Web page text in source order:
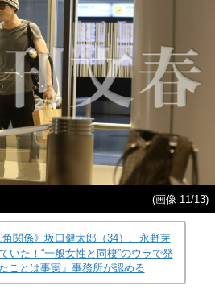
(画像 11/13)
角関係》坂口健太郎（34）、永野芽
いた！“一般女性と同棲”のウラで発
ことは事実」事務所が認める